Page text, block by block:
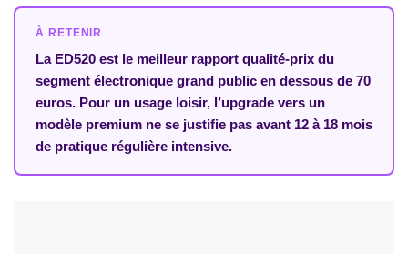
À RETENIR
La ED520 est le meilleur rapport qualité-prix du
segment électronique grand public en dessous de 70
euros. Pour un usage loisir, l’upgrade vers un
modèle premium ne se justifie pas avant 12 à 18 mois
de pratique régulière intensive.